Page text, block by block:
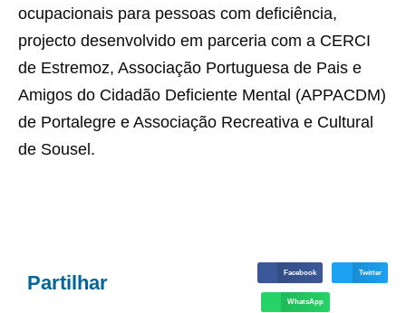
ocupacionais para pessoas com deficiência,
projecto desenvolvido em parceria com a CERCI
de Estremoz, Associação Portuguesa de Pais e
Amigos do Cidadão Deficiente Mental (APPACDM)
de Portalegre e Associação Recreativa e Cultural
de Sousel.
Partilhar Facebook Twitter
WhatsApp